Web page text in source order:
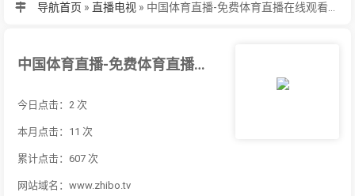
导航首页 » 直播电视 »
中国体育直播-免费体育直播在线观看，提供奥运会,乒乓球,斯诺克,足球,篮球等比赛视频
今日点击：2 次
本月点击：11 次
累计点击：607 次
网站域名：www.zhibo.tv